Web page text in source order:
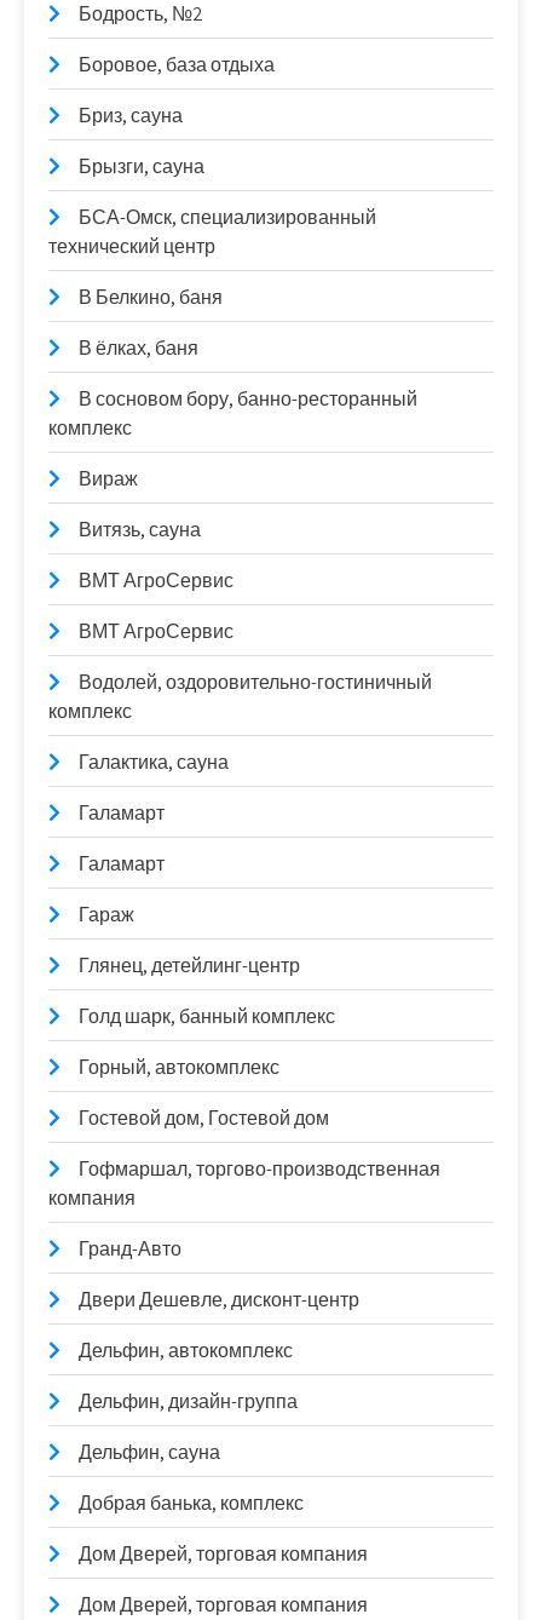
Бодрость, №2
Боровое, база отдыха
Бриз, сауна
Брызги, сауна
БСА-Омск, специализированный
технический центр
В Белкино, баня
В ёлках, баня
В сосновом бору, банно-ресторанный
комплекс
Вираж
Витязь, сауна
ВМТ АгроСервис
ВМТ АгроСервис
Водолей, оздоровительно-гостиничный
комплекс
Галактика, сауна
Галамарт
Галамарт
Гараж
Глянец, детейлинг-центр
Голд шарк, банный комплекс
Горный, автокомплекс
Гостевой дом, Гостевой дом
Гофмаршал, торгово-производственная
компания
Гранд-Авто
Двери Дешевле, дисконт-центр
Дельфин, автокомплекс
Дельфин, дизайн-группа
Дельфин, сауна
Добрая банька, комплекс
Дом Дверей, торговая компания
Дом Дверей, торговая компания